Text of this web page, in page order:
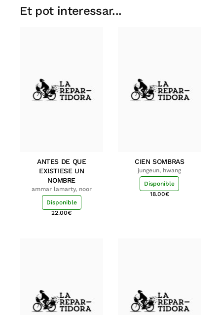
Et pot interessar...
ANTES DE QUE
EXISTIESE UN
NOMBRE
ammar lamarty, noor
Disponible
22.00€
CIEN SOMBRAS
jungeun, hwang
Disponible
18.00€